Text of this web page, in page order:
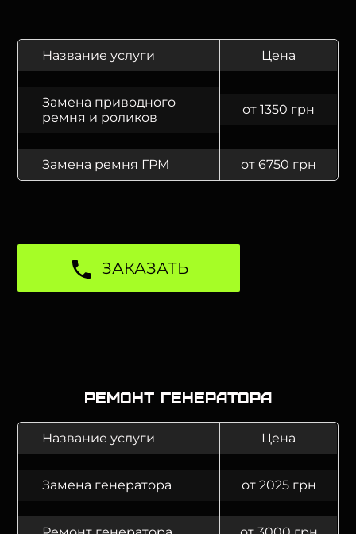
Название услуги Цена
Замена приводного
ремня и роликов
от 1350 грн
Замена ремня ГРМ от 6750 грн
ЗАКАЗАТЬ
Ремонт генератора
Название услуги Цена
Замена генератора от 2025 грн